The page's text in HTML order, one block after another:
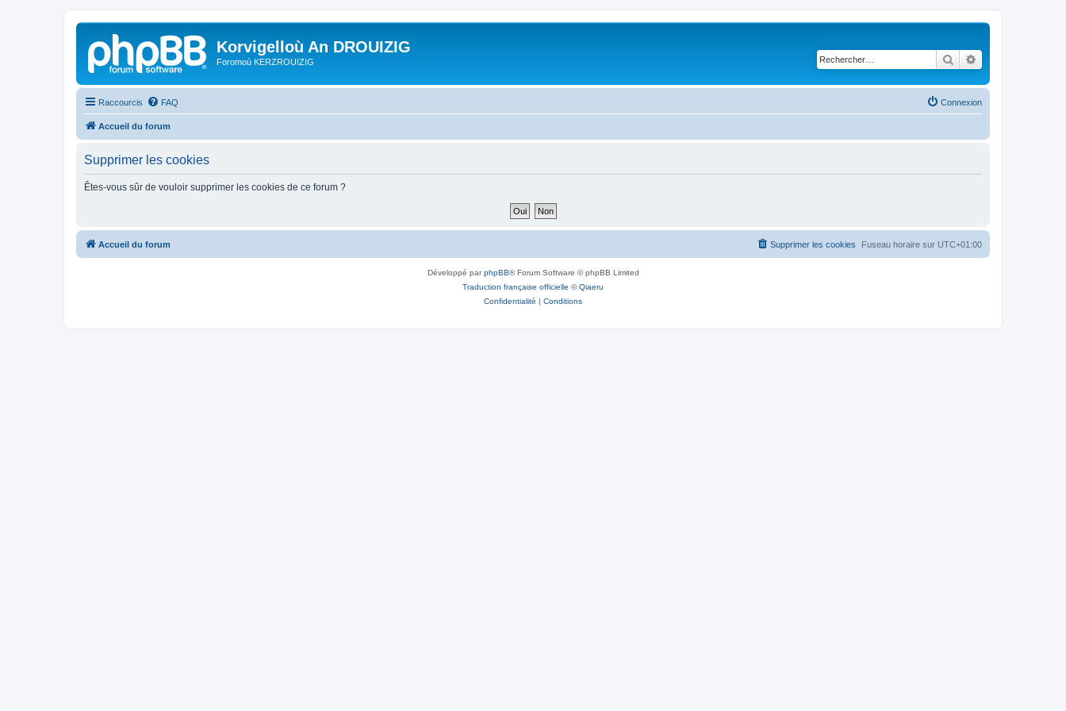
Korvigelloù An DROUIZIG
Foromoù KERZROUIZIG Rechercher
Raccourcis FAQ Connexion
Accueil du forum
Supprimer les cookies
Êtes-vous sûr de vouloir supprimer les cookies de ce forum ?
Accueil du forum Fuseau horaire sur UTC+01:00
Supprimer les cookies
Développé parphpBB® Forum Software © phpBB Limited
Traduction française officielle ©Qiaeru
Confidentialité | Conditions